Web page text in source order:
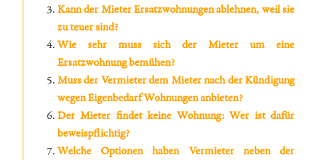
Kann der Mieter Ersatzwohnungen ablehnen, weil sie
zu teuer sind?
Wie sehr muss sich der Mieter um eine
Ersatzwohnung bemühen?
Muss der Vermieter dem Mieter nach der Kündigung
wegen Eigenbedarf Wohnungen anbieten?
Der Mieter findet keine Wohnung: Wer ist dafür
beweispflichtig?
Welche Optionen haben Vermieter neben der